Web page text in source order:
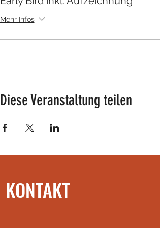
Mehr Infos
Diese Veranstaltung teilen
KONTAKT